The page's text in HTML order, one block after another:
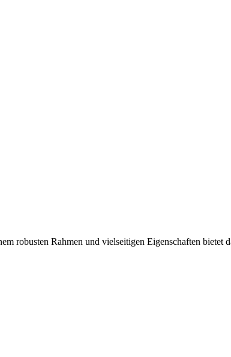
robusten Rahmen und vielseitigen Eigenschaften